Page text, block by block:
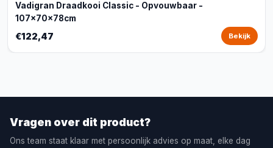
Vadigran Draadkooi Classic - Opvouwbaar -
107x70x78cm
€122,47 Bekijk
Vragen over dit product?
Ons team staat klaar met persoonlijk advies op maat, elke dag